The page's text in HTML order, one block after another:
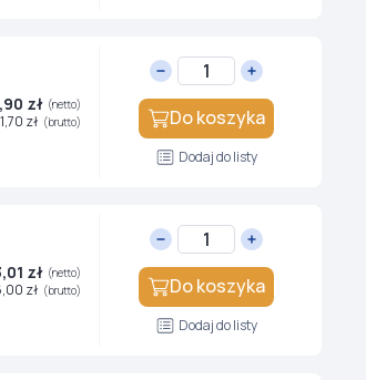
zł (netto)
zł (brutto) Do koszyka
Dodaj do listy
zł (netto)
zł (brutto) Do koszyka
Dodaj do listy